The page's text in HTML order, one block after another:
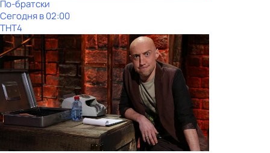
По-братски
Сегодня в 02:00
ТНТ4